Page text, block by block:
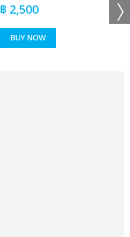
฿ 2,500
BUY NOW